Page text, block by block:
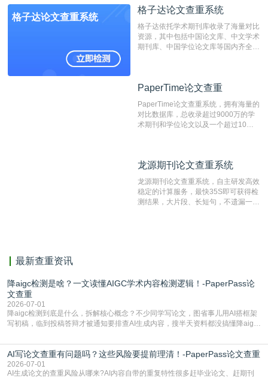
编辑部检测来稿和已发表的文献,检测
测时注意填写第一作者,才能排除已发
表文献复制比。（限制字符数1万）
格子达论文查重系统
格子达论文查重系统
格子达依托学术期刊库收录了海量对比
资源，其中包括中国论文库、中文学术
期刊库、中国学位论文库等国内齐全的
系统，可检测中文、英文两种语言的论
PaperTime论文查重
PaperTime论文查重系统，拥有海量的
对比数据库，总收录超过9000万的学
术期刊和学位论文以及一个超过10亿
对，利用指纹索引快速而精准地在云检
有相似的片段，该项技术检测速度快、
准确率高，市场反映良好。
龙源期刊论文查重系统
龙源期刊论文查重系统，自主研发高效
稳定的计算服务，最快35S即可获得检
测结果，大片段、长短句，不遗漏一处
最新查重资讯
降aigc检测是啥？一文读懂AIGC学术内容检测逻辑！-PaperPass论
文查重
2026-07-01
降aigc检测到底是什么，拆解核心概念？不少同学写论文，图省事儿用AI搭框架
写初稿，临到投稿答辩才被通知要排查AI生成内容，搜半天资料都没搞懂降aigc
怕是已经入行的科研人员，不少人也搞不清降aigc检测是啥，对相关要求摸不
准。其实，降aigc检测是伴随AIGC工具在学术领域普及诞生的新需求，核心是为
了满足现在高校、期刊对AI生
AI写论文查重有问题吗？这些风险要提前理清！-PaperPass论文查重
2026-07-01
AI生成论文的查重风险从哪来?AI内容自带的重复特性很多赶毕业论文、赶期刊